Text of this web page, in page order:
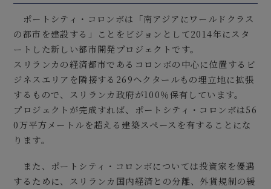
ポートシティ・コロンボは「南アジアにワールドクラス
の都市を建設する」ことをビジョンとして2014年にスタ
ートした新しい都市開発プロジェクトです。
スリランカの経済都市であるコロンボの中心に位置するビ
ジネスエリアを隣接する269ヘクタールもの埋立地に拡張
するもので、スリランカ政府が100％保有しています。
プロジェクトが完成すれば、ポートシティ・コロンボは56
0万平方メートルを超える建築スペースを有することにな
ります。
また、ポートシティ・コロンボについては投資家を優遇
するために、スリランカ国内経済との分離、外貨規制の緩